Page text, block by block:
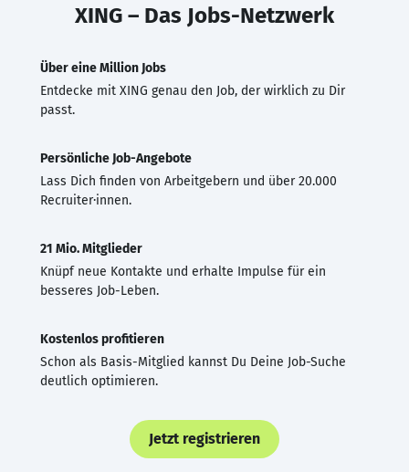
XING – Das Jobs-Netzwerk
Über eine Million Jobs
Entdecke mit XING genau den Job, der wirklich zu Dir
passt.
Persönliche Job-Angebote
Lass Dich finden von Arbeitgebern und über 20.000
Recruiter·innen.
21 Mio. Mitglieder
Knüpf neue Kontakte und erhalte Impulse für ein
besseres Job-Leben.
Kostenlos profitieren
Schon als Basis-Mitglied kannst Du Deine Job-Suche
deutlich optimieren.
Jetzt registrieren